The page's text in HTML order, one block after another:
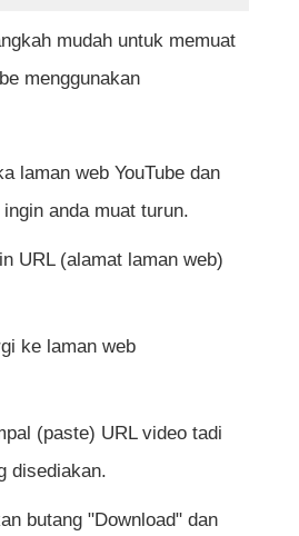
risiko virus atau malware
turun video YouTube?
mudah untuk memuat
menggunakan
laman web YouTube dan
anda muat turun.
URL (alamat laman web)
ke laman web
(paste) URL video tadi
disediakan.
butang "Download" dan